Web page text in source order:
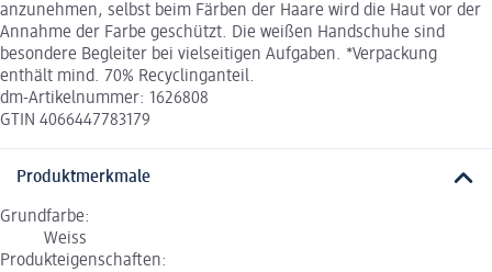
anzunehmen, selbst beim Färben der Haare wird die Haut vor der
Annahme der Farbe geschützt. Die weißen Handschuhe sind
besondere Begleiter bei vielseitigen Aufgaben. *Verpackung
enthält mind. 70% Recyclinganteil.
dm-Artikelnummer: 1626808
GTIN 4066447783179
Produktmerkmale
Grundfarbe:
Weiss
Produkteigenschaften: